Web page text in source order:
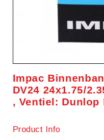
Impac
DV24 24x1.75/
, Ventiel: Dunlop
Product Info